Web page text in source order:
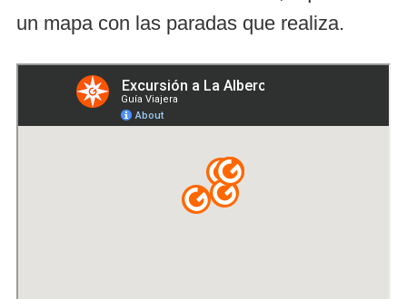
un mapa con las paradas que realiza.